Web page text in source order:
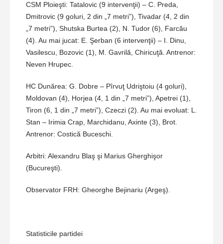
CSM Ploieşti: Tatalovic (9 intervenţii) – C. Preda,
Dmitrovic (9 goluri, 2 din „7 metri”), Tivadar (4, 2 din
„7 metri”), Shutska Burtea (2), N. Tudor (6), Farcău
(4). Au mai jucat: E. Şerban (6 intervenţii) – I. Dinu,
Vasilescu, Bozovic (1), M. Gavrilă, Chiricuţă. Antrenor:
Neven Hrupec.
HC Dunărea: G. Dobre – Pîrvuţ Udriştoiu (4 goluri),
Moldovan (4), Horjea (4, 1 din „7 metri”), Apetrei (1),
Tiron (6, 1 din „7 metri”), Czeczi (2). Au mai evoluat: L.
Stan – Irimia Crap, Marchidanu, Axinte (3), Brot.
Antrenor: Costică Buceschi.
Arbitri: Alexandru Blaş şi Marius Gherghişor
(Bucureşti).
Observator FRH: Gheorghe Bejinariu (Argeş).
Statisticile partidei